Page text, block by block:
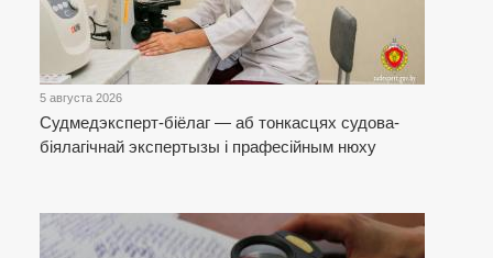
5 августа 2026
Cудмедэксперт-біёлаг — аб тонкасцях судова-
біялагічнай экспертызы і прафесійным нюху